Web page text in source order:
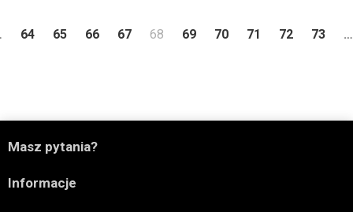
64 65 66 67 68 69 70 71 72 73 …
Masz pytania?
Informacje